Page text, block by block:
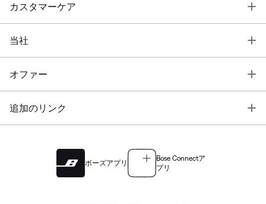
カスタマーケア
当社
オファー
追加のリンク
ボーズアプリ
Bose Connectア
プリ